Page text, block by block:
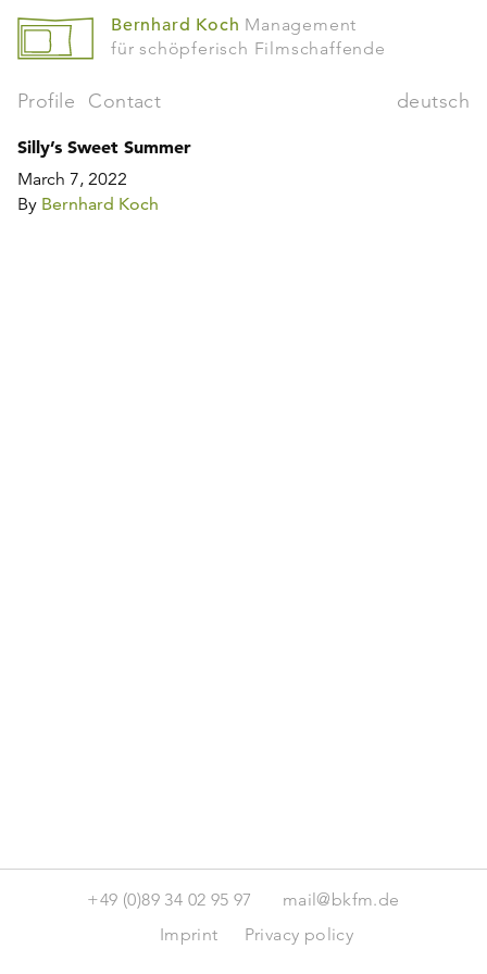
Bernhard Koch Management
für schöpferisch Filmschaffende
Profile Contact deutsch
Silly’s Sweet Summer
March 7, 2022
By Bernhard Koch
+49 (0)89 34 02 95 97
mail@bkfm.de
Imprint
Privacy policy